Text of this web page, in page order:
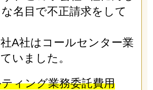
名目で不正請求をして
A社はコールセンター業
いました。
ィング業務委託費用